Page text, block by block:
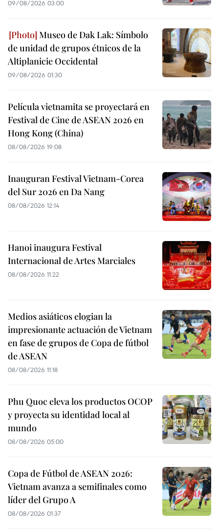
09/08/2026 03:00
Museo de Dak Lak: Símbolo
de unidad de grupos étnicos de la
Altiplanicie Occidental
09/08/2026 01:30
Película vietnamita se proyectará en
Festival de Cine de ASEAN 2026 en
Hong Kong (China)
08/08/2026 19:08
Inauguran Festival Vietnam-Corea
del Sur 2026 en Da Nang
08/08/2026 12:14
Hanoi inaugura Festival
Internacional de Artes Marciales
08/08/2026 11:22
Medios asiáticos elogian la
impresionante actuación de Vietnam
en fase de grupos de Copa de fútbol
de ASEAN
08/08/2026 11:18
Phu Quoc eleva los productos OCOP
y proyecta su identidad local al
mundo
08/08/2026 05:00
Copa de Fútbol de ASEAN 2026:
Vietnam avanza a semifinales como
líder del Grupo A
08/08/2026 01:37